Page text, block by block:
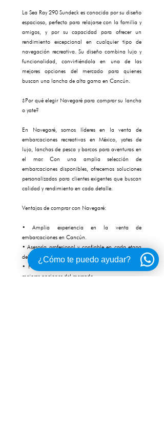
La Sea Ray 290 Sundeck es conocida por su diseño
espacioso, perfecto para relajarse con la familia y
amigos, y por su capacidad para ofrecer un
rendimiento excepcional en cualquier tipo de
navegación recreativa. Su diseño combina lujo y
funcionalidad, convirtiéndola en una de las
mejores opciones del mercado para quienes
buscan una lancha de alta gama en Cancún.
¿Por qué elegir Navegaré para comprar su lancha
o yate?
En Navegaré, somos líderes en la venta de
embarcaciones recreativas en México, yates de
lujo, lanchas de pesca y barcos para aventuras en
el mar. Con una amplia selección de
embarcaciones disponibles, ofrecemos soluciones
personalizadas para clientes exigentes que buscan
calidad y rendimiento en cada detalle.
Ventajas de comprar con Navegaré:
• Amplia experiencia en la venta de
embarcaciones en Cancún.
• Asesoría profesional y confiable en cada etapa
del proceso.
• Portafolio de yates y lanchas de lujo con las
mejores opciones del mercado.
¿Cómo te puedo ayudar?